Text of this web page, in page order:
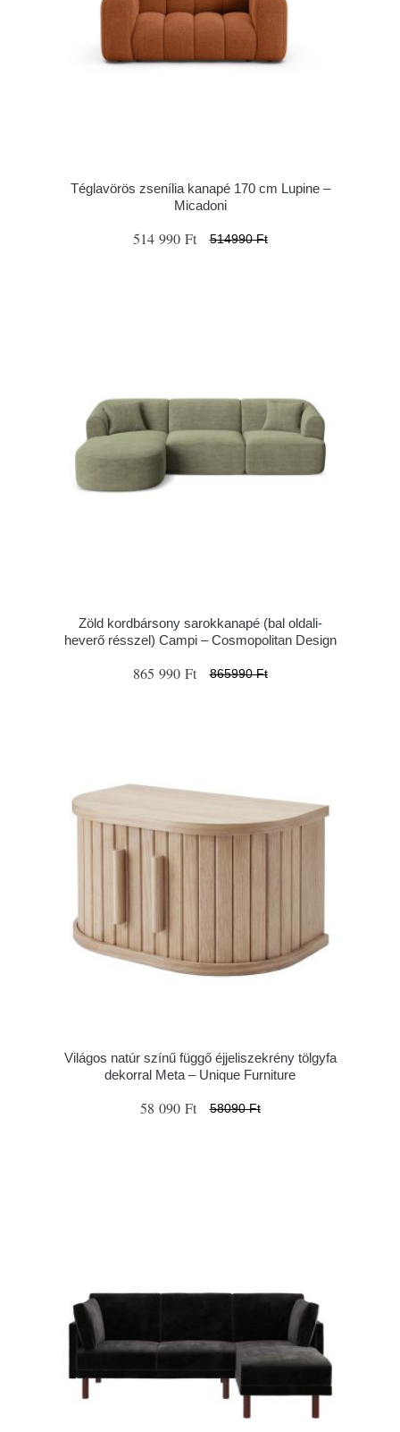
Téglavörös zsenília kanapé 170 cm Lupine –
Micadoni
514 990 Ft 514990 Ft
Zöld kordbársony sarokkanapé (bal oldali-
heverő résszel) Campi – Cosmopolitan Design
865 990 Ft 865990 Ft
Világos natúr színű függő éjjeliszekrény tölgyfa
dekorral Meta – Unique Furniture
58 090 Ft 58090 Ft